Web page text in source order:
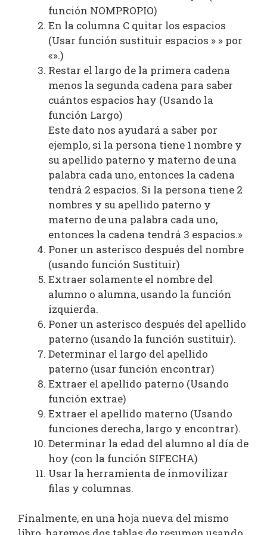
función NOMPROPIO)
En la columna C quitar los espacios
(Usar función sustituir espacios » » por
«».)
Restar el largo de la primera cadena
menos la segunda cadena para saber
cuántos espacios hay (Usando la
función Largo)
Este dato nos ayudará a saber por
ejemplo, si la persona tiene 1 nombre y
su apellido paterno y materno de una
palabra cada uno, entonces la cadena
tendrá 2 espacios. Si la persona tiene 2
nombres y su apellido paterno y
materno de una palabra cada uno,
entonces la cadena tendrá 3 espacios.»
Poner un asterisco después del nombre
(usando función Sustituir)
Extraer solamente el nombre del
alumno o alumna, usando la función
izquierda.
Poner un asterisco después del apellido
paterno (usando la función sustituir).
Determinar el largo del apellido
paterno (usar función encontrar)
Extraer el apellido paterno (Usando
función extrae)
Extraer el apellido materno (Usando
funciones derecha, largo y encontrar).
Determinar la edad del alumno al día de
hoy (con la función SIFECHA)
Usar la herramienta de inmovilizar
filas y columnas.
Finalmente, en una hoja nueva del mismo